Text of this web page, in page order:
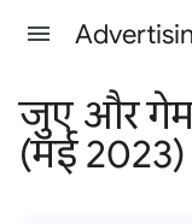
जुए और गेम
(मई 2023)